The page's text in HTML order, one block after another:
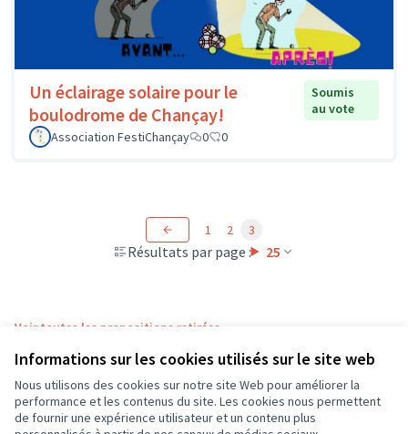
Informations sur les cookies utilisés sur le site web
Nous utilisons des cookies sur notre site Web pour améliorer la
performance et les contenus du site. Les cookies nous permettent
de fournir une expérience utilisateur et un contenu plus
Un éclairage solaire pour le
boulodrome de Chançay!
Soumis
au vote
Association FestiChançay
0 0
Résultats par page : 25
1 2 3
Voir toutes les propositions retirées
Conditions d'utilisation
Paramètres des cookies
CD37 sur XCD37 sur Facebook
CD37 sur Instagram
CD37 sur YouTube